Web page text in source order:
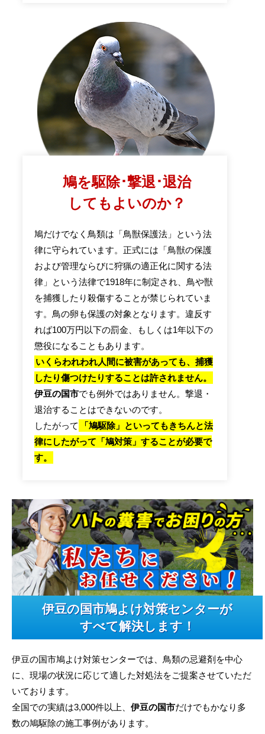
鳩を駆除･撃退･退治
してもよいのか？
鳩だけでなく鳥類は「鳥獣保護法」という法
律に守られています。正式には「鳥獣の保護
および管理ならびに狩猟の適正化に関する法
律」という法律で1918年に制定され、鳥や獣
を捕獲したり殺傷することが禁じられていま
す。鳥の卵も保護の対象となります。違反す
れば100万円以下の罰金、もしくは1年以下の
懲役になることもあります。
いくらわれわれ人間に被害があっても、捕獲
したり傷つけたりすることは許されません。
伊豆の国市でも例外ではありません。撃退・
退治することはできないのです。
したがって
「鳩駆除」といってもきちんと法
律にしたがって「鳩対策」することが必要で
す。
伊豆の国市鳩よけ対策センターが
すべて解決します！
伊豆の国市鳩よけ対策センターでは、鳥類の忌避剤を中心
に、現場の状況に応じて適した対処法をご提案させていただ
いております。
全国での実績は3,000件以上、 伊豆の国市だけでもかなり多
数の鳩駆除の施工事例があります。